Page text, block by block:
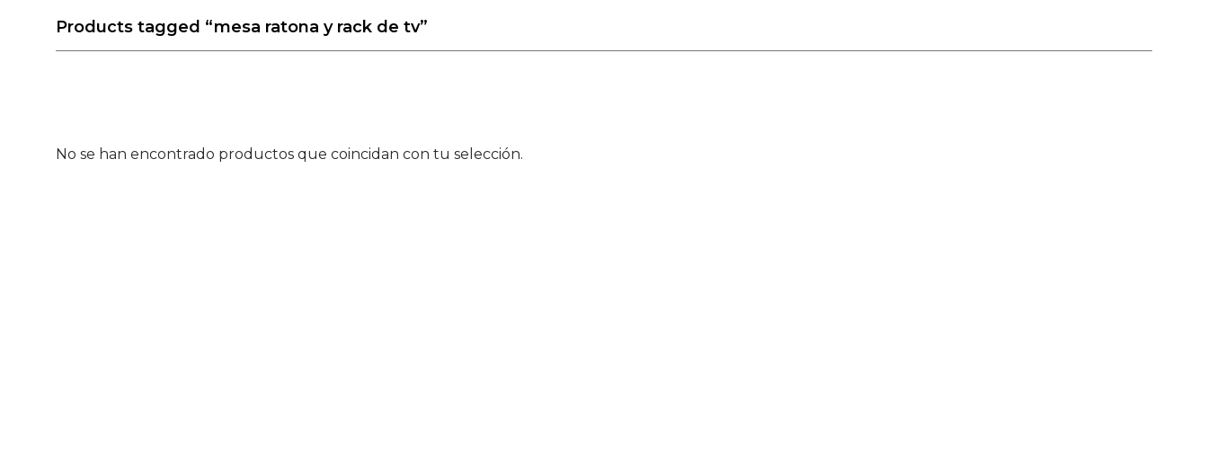
Products tagged “mesa ratona y rack de tv”
No se han encontrado productos que coincidan con tu selección.